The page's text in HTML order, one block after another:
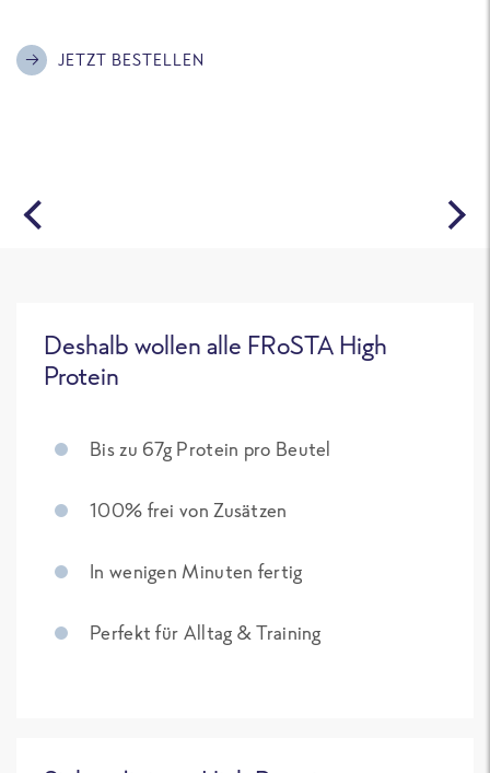
JETZT BESTELLEN
Deshalb wollen alle FRoSTA High
Protein
Bis zu 67g Protein pro Beutel
100% frei von Zusätzen
In wenigen Minuten fertig
Perfekt für Alltag & Training